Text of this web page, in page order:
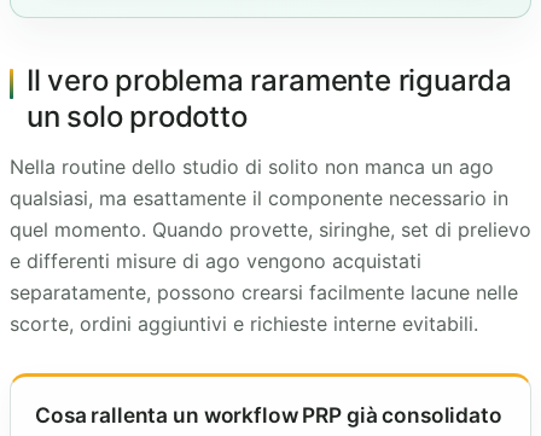
Il vero problema raramente riguarda
un solo prodotto
Nella routine dello studio di solito non manca un ago
qualsiasi, ma esattamente il componente necessario in
quel momento. Quando provette, siringhe, set di prelievo
e differenti misure di ago vengono acquistati
separatamente, possono crearsi facilmente lacune nelle
scorte, ordini aggiuntivi e richieste interne evitabili.
Cosa rallenta un workflow PRP già consolidato